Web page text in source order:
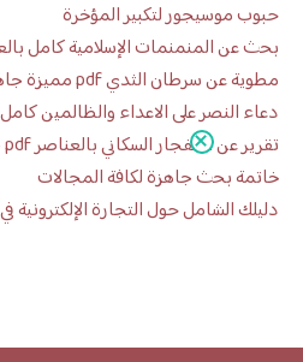
حبوب موسيجور لتكبير المؤخرة
بحث عن المنمنمات الإسلامية كامل
مطوية عن سرطان الثدي pdf مميزة جاهزة للطباعة
دعاء النصر على الاعداء والظالمين
تقرير عن الانفجار السكاني بالعناصر pdf جاهز للطباعة
خاتمة بحث جاهزة لكافة المجالات
دليلك الشامل حول التجارة الإلكترونية